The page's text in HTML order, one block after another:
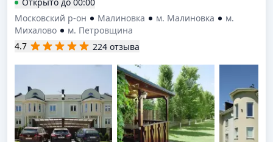
Московский р-он
Малиновка м. Малиновка
м.
Михалово
м. Петровщина
4.7
224 отзыва